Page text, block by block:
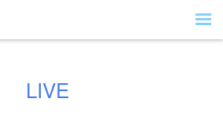
LIVE